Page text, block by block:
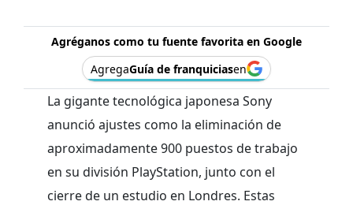
Agréganos como tu fuente favorita en Google
AgregaGuía de franquiciasen
La gigante tecnológica japonesa Sony
anunció ajustes como la eliminación de
aproximadamente 900 puestos de trabajo
en su división PlayStation, junto con el
cierre de un estudio en Londres. Estas